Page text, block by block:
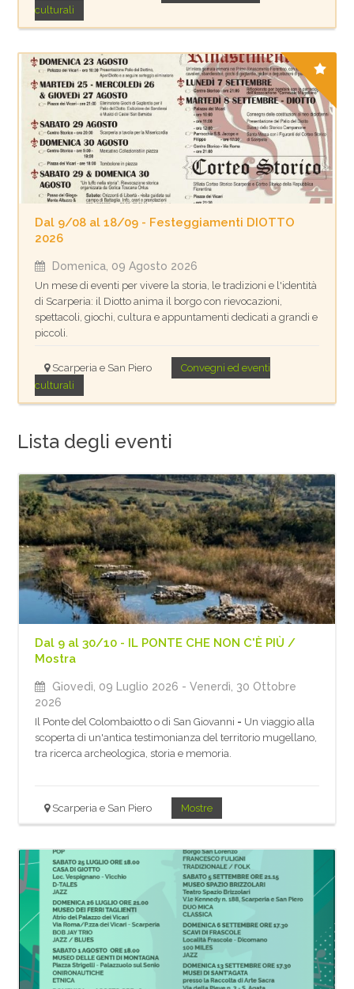
culturali
Dal 9/08 al 18/09 - Festeggiamenti DIOTTO
2026
Domenica, 09 Agosto 2026
Un mese di eventi per vivere la storia, le tradizioni e l'identità
di Scarperia: il Diotto anima il borgo con rievocazioni,
spettacoli, giochi, cultura e appuntamenti dedicati a grandi e
piccoli.
Scarperia e San Piero
Convegni ed eventi
culturali
Lista degli eventi
Dal 9 al 30/10 - IL PONTE CHE NON C'È PIÙ /
Mostra
Giovedì, 09 Luglio 2026 - Venerdì, 30 Ottobre
2026
Il Ponte del Colombaiotto o di San Giovanni - Un viaggio alla
scoperta di un'antica testimonianza del territorio mugellano,
tra ricerca archeologica, storia e memoria.
Scarperia e San Piero Mostre